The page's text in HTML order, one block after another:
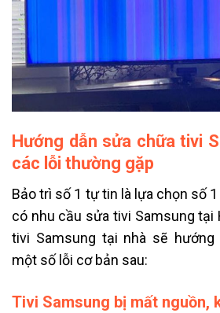
Hướng dẫn sửa chữa tivi
các lỗi thường gặp
Bảo trì số 1 tự tin là lựa chọn số
có nhu cầu sửa tivi Samsung tại
tivi Samsung tại nhà sẽ
một số lỗi cơ bản sau:
Tivi Samsung bị mất nguồn,